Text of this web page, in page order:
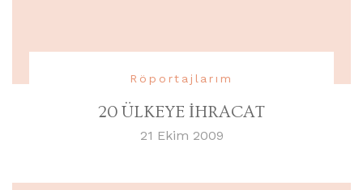
Röportajlarım
20 ÜLKEYE İHRACAT
21 Ekim 2009